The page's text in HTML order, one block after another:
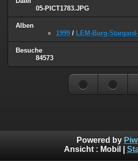
05-PICT1783.JPG
Alben
1999 / LEM-Burg-
Besuche
84573
Powered by
Ansicht : Mobil